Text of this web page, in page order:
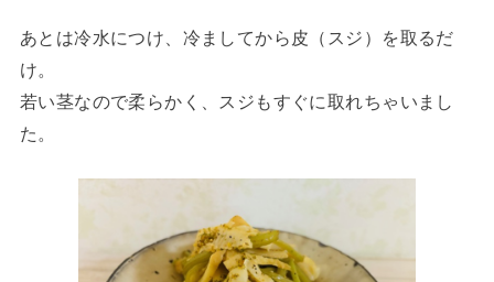
あとは冷水につけ、冷ましてから皮（スジ）を取るだ
け。
若い茎なので柔らかく、スジもすぐに取れちゃいまし
た。